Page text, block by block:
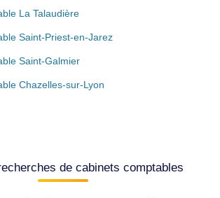
La Talaudière
Saint-Priest-en-Jarez
Saint-Galmier
Chazelles-sur-Lyon
de cabinets comptables